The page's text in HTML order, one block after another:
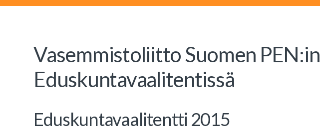
Vasemmistoliitto Suomen PEN:in
Eduskuntavaalitentissä
Eduskuntavaalitentti 2015